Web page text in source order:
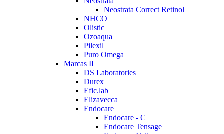
Neostrata Correct Retinol
NHCO
Olistic
Ozoaqua
Pilexil
Puro Omega
Marcas II
DS Laboratories
Durex
Efic.lab
Elizavecca
Endocare
Endocare - C
Endocare Tensage